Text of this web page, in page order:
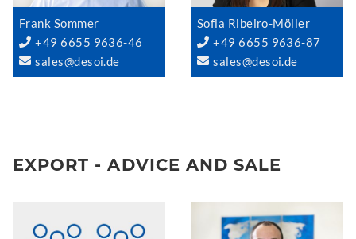
Frank Sommer
+49 6655 9636-46
sales@desoi.de
Sofia Ribeiro-Möller
+49 6655 9636-87
sales@desoi.de
EXPORT - ADVICE AND SALE